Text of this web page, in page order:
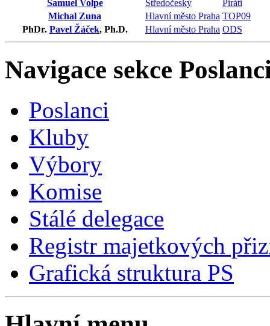
Samuel Volpe
Středočeský
Piráti
Michal Zuna
Hlavní město Praha TOP09
PhDr. Pavel Žáček, Ph.D. Hlavní město Praha ODS
Navigace sekce
Poslanci
Kluby
Výbory
Komise
Stálé delegace
Registr majetkových
Grafická struktura PS